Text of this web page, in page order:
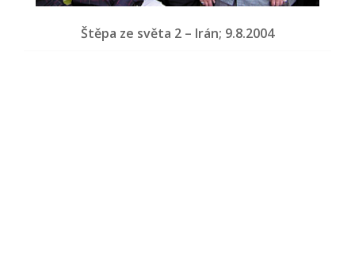
Štěpa ze světa 2 – Irán; 9.8.2004